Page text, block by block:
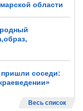
области
пришли соседи:
Весь список